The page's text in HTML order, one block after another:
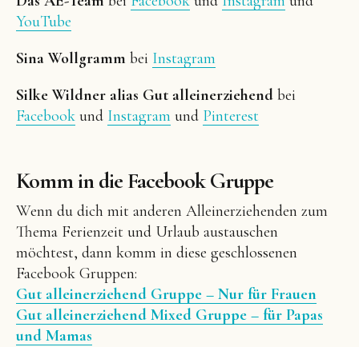
YouTube
Sina Wollgramm bei Instagram
Silke Wildner alias Gut alleinerziehend bei
Facebook und Instagram und Pinterest
Komm in die Facebook Gruppe
Wenn du dich mit anderen Alleinerziehenden zum
Thema Ferienzeit und Urlaub austauschen
möchtest, dann komm in diese geschlossenen
Facebook Gruppen:
Gut alleinerziehend Gruppe – Nur für Frauen
Gut alleinerziehend Mixed Gruppe – für Papas
und Mamas